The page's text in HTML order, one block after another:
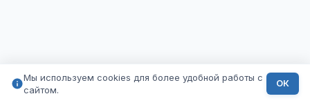
Мы используем cookies для более удобной работы с
сайтом.
ОК